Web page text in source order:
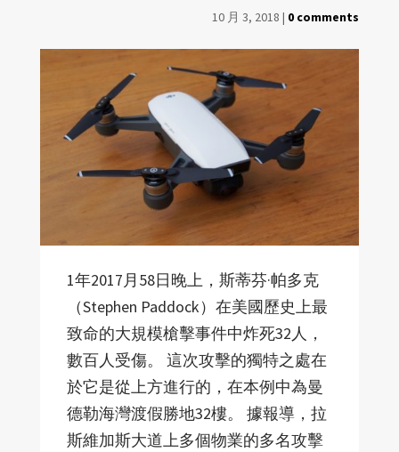
10 月 3, 2018 | 0 comments
1年2017月58日晚上，斯蒂芬·帕多克
（Stephen Paddock）在美國歷史上最
致命的大規模槍擊事件中炸死32人，
數百人受傷。 這次攻擊的獨特之處在
於它是從上方進行的，在本例中為曼
德勒海灣渡假勝地32樓。 據報導，拉
斯維加斯大道上多個物業的多名攻擊